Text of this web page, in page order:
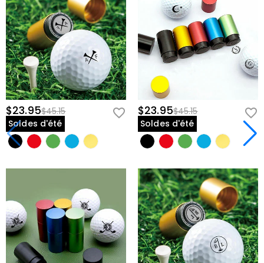
$23.95$45.15
Soldes d'été
$23.95$45.15
Soldes d'été